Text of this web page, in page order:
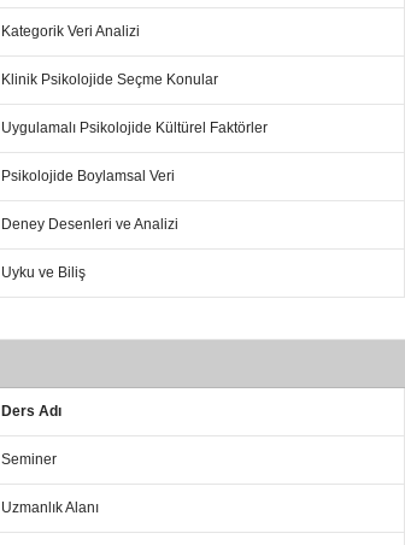
Kategorik Veri Analizi
Klinik Psikolojide Seçme Konular
Uygulamalı Psikolojide Kültürel Faktörler
Psikolojide Boylamsal Veri
Deney Desenleri ve Analizi
Uyku ve Biliş
Ders Adı
Seminer
Uzmanlık Alanı